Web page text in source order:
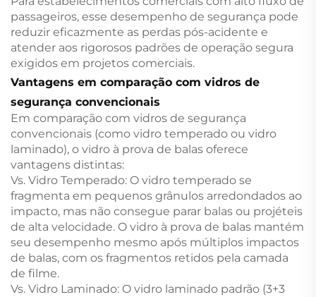
passageiros, esse desempenho de segurança pode
reduzir eficazmente as perdas pós-acidente e
atender aos rigorosos padrões de operação segura
exigidos em projetos comerciais.
Vantagens em comparação com vidros de
segurança convencionais
Em comparação com vidros de segurança
convencionais (como vidro temperado ou vidro
laminado), o vidro à prova de balas oferece
vantagens distintas:
Vs. Vidro Temperado: O vidro temperado se
fragmenta em pequenos grânulos arredondados ao
impacto, mas não consegue parar balas ou projéteis
de alta velocidade. O vidro à prova de balas mantém
seu desempenho mesmo após múltiplos impactos
de balas, com os fragmentos retidos pela camada
de filme.
Vs. Vidro Laminado: O vidro laminado padrão (3+3